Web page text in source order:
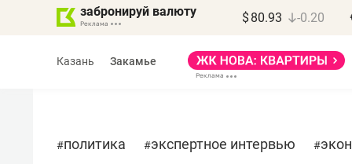
забронируй валюту $ 80.93 -0.20
Казань Закамье
#политика #экспертное интервью #